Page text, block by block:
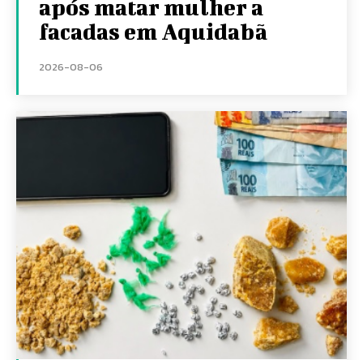
após matar mulher a
facadas em Aquidabã
2026-08-06